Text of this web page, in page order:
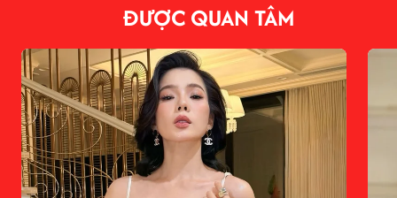
ĐƯỢC QUAN TÂM